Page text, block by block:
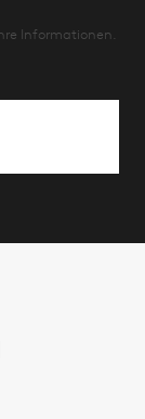
Informationen.